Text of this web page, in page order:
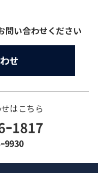
問い合わせください
せ
はこちら
9930